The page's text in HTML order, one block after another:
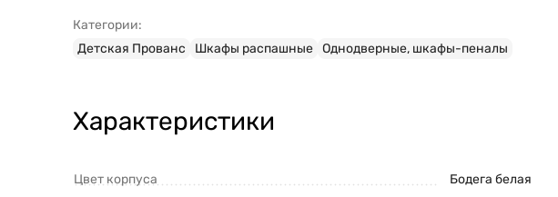
Категории:
Детская Прованс
Шкафы распашные Однодверные, шкафы-пеналы
Характеристики
Цвет корпуса Бодега белая